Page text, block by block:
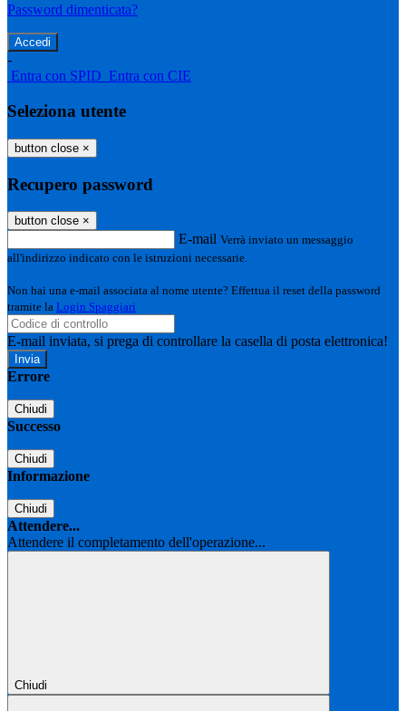
Password dimenticata?
-
Entra con SPID Entra con CIE
Seleziona utente
button close ×
Recupero password
button close ×
E-mail Verrà inviato un messaggio
all'indirizzo indicato con le istruzioni necessarie.
Non hai una e-mail associata al nome utente? Effettua il reset della password
tramite la Login Spaggiari
E-mail inviata, si prega di controllare la casella di posta elettronica!
Errore
Chiudi
Successo
Chiudi
Informazione
Chiudi
Attendere...
Attendere il completamento dell'operazione...
Chiudi